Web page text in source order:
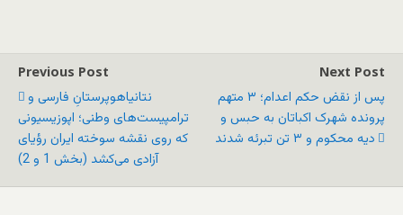
Previous Post
نتانیاهوپرستانِ فارسی و
ترامپیست‌های وطنی؛ اپوزیسیونی
که روی نقشه سوخته ایران رؤیای
آزادی می‌کشد (بخش 1 و 2)
Next Post
پس از نقض حکم اعدام؛ ۳ متهم
پرونده شهرک اکباتان به حبس و
دیه محکوم و ۳ تن تبرئه شدند